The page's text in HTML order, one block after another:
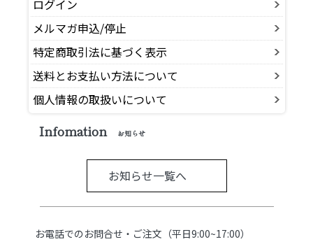
ログイン
メルマガ申込/停止
特定商取引法に基づく表示
送料とお支払い方法について
個人情報の取扱いについて
Infomation お知らせ
お知らせ一覧へ
お電話でのお問合せ・ご注文（平日9:00~17:00）